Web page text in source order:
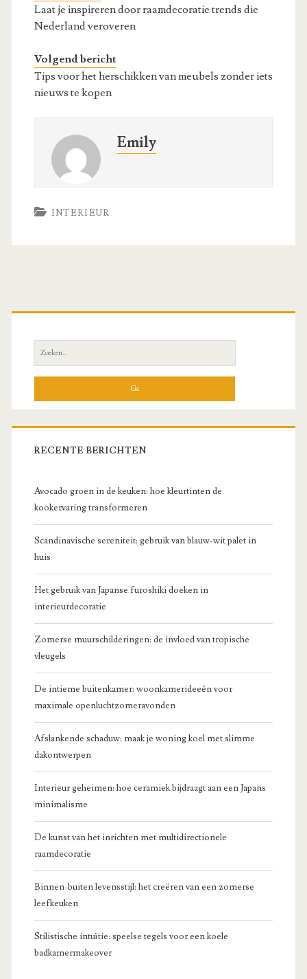
Laat je inspireren door raamdecoratie trends die
Nederland veroveren
Volgend bericht
Tips voor het herschikken van meubels zonder iets
nieuws te kopen
Emily
INTERIEUR
Primaire
zijbalk
Zoeken
naar:
RECENTE BERICHTEN
Avocado groen in de keuken: hoe kleurtinten de
kookervaring transformeren
Scandinavische sereniteit: gebruik van blauw-wit palet in
huis
Het gebruik van Japanse furoshiki doeken in
interieurdecoratie
Zomerse muurschilderingen: de invloed van tropische
vleugels
De intieme buitenkamer: woonkamerideeën voor
maximale openluchtzomeravonden
Afslankende schaduw: maak je woning koel met slimme
dakontwerpen
Interieur geheimen: hoe ceramiek bijdraagt aan een Japans
minimalisme
De kunst van het inrichten met multidirectionele
raamdecoratie
Binnen-buiten levensstijl: het creëren van een zomerse
leefkeuken
Stilistische intuïtie: speelse tegels voor een koele
badkamermakeover